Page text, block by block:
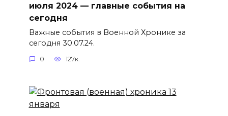
июля 2024 — главные события на
сегодня
Важные события в Военной Хронике за
сегодня 30.07.24.
0 127к.